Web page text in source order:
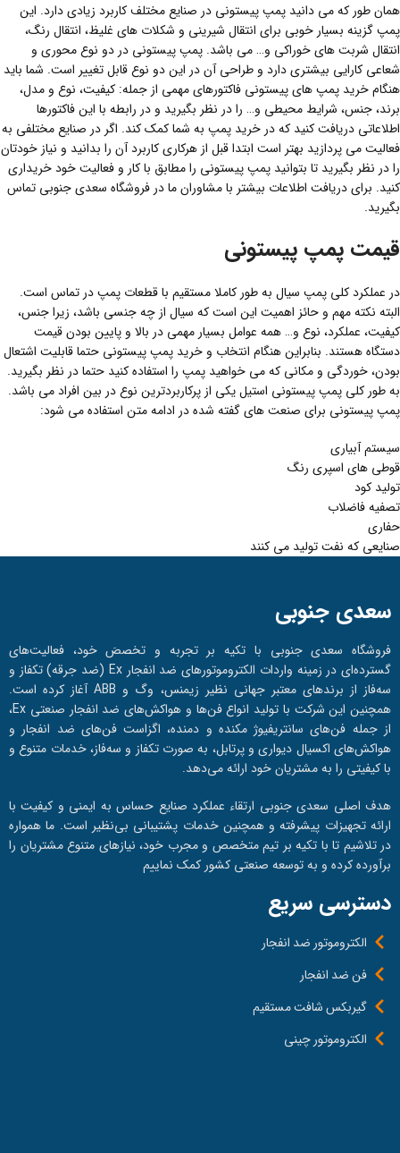
همان طور که می دانید پمپ پیستونی در صنایع مختلف کاربرد زیادی دارد. این
پمپ گزینه بسیار خوبی برای انتقال شیرینی و شکلات های غلیظ، انتقال رنگ،
انتقال شربت های خوراکی و… می باشد. پمپ پیستونی در دو‌ نوع محوری و
شعاعی کارایی بیشتری دارد و طراحی آن در این دو نوع قابل تغییر است. شما باید
هنگام خرید پمپ های پیستونی فاکتورهای مهمی از جمله: کیفیت، نوع و مدل،
برند، جنس، شرایط محیطی و… را در نظر بگیرید و در رابطه با این فاکتورها
اطلاعاتی دریافت کنید که در خرید پمپ به شما کمک کند. اگر در صنایع مختلفی به
فعالیت می پردازید بهتر است ابتدا قبل از هرکاری کاربرد آن را بدانید و نیاز خودتان
را در نظر بگیرید تا بتوانید پمپ پیستونی را مطابق با کار و فعالیت خود خریداری
کنید. برای دریافت اطلاعات بیشتر با مشاوران ما در فروشگاه سعدی جنوبی تماس
بگیرید.
قیمت پمپ پیستونی
در عملکرد کلی پمپ سیال به طور کاملا مستقیم با قطعات پمپ در تماس است.
البته نکته مهم و حائز اهمیت این است که سیال از چه جنسی باشد، زیرا جنس،
کیفیت، عملکرد، نوع و… همه عوامل بسیار مهمی در بالا و پایین بودن قیمت
دستگاه هستند. بنابراین هنگام انتخاب و خرید پمپ پیستونی حتما قابلیت اشتعال
بودن، خوردگی و مکانی که می خواهید پمپ را استفاده کنید حتما در نظر بگیرید.
به طور کلی پمپ پیستونی استیل یکی از پرکاربردترین نوع در بین افراد می باشد.
پمپ پیستونی برای صنعت های گفته شده در ادامه متن استفاده می شود:
سیستم آبیاری
قوطی های اسپری رنگ
تولید کود
تصفیه فاضلاب
حفاری
صنایعی که نفت تولید می کنند
سعدی جنوبی
فروشگاه سعدی جنوبی با تکیه بر تجربه و تخصصَ خود، فعالیت‌های
گسترده‌ای در زمینه واردات الکتروموتورهای ضد انفجار Ex (ضد جرقه) تکفاز و
سه‌فاز از برندهای معتبر جهانی نظیر زیمنس، وگ و ABB آغاز کرده است.
همچنین این شرکت با تولید انواع فن‌ها و هواکش‌های ضد انفجار صنعتی Ex،
از جمله فن‌های سانتریفیوژ مکنده و دمنده، اگزاست فن‌های ضد انفجار و
هواکش‌های اکسیال دیواری و پرتابل، به صورت تکفاز و سه‌فاز، خدمات متنوع و
با کیفیتی را به مشتریان خود ارائه می‌دهد.
هدف اصلی سعدی جنوبی ارتقاء عملکرد صنایع حساس به ایمنی و کیفیت با
ارائه تجهیزات پیشرفته و همچنین خدمات پشتیبانی بی‌نظیر است. ما همواره
در تلاشیم تا با تکیه بر تیم متخصص و مجرب خود، نیازهای متنوع مشتریان را
برآورده کرده و به توسعه صنعتی کشور کمک نماییم
دسترسی سریع
الکتروموتور ضد انفجار
فن ضد انفجار
گیربکس شافت مستقیم
الکتروموتور چینی